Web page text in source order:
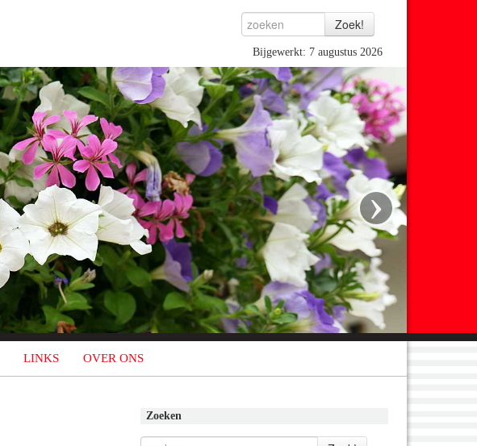
Bijgewerkt: 7 augustus 2026
›
LINKS OVER ONS
Zoeken